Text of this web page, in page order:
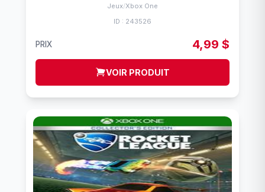
Jeux/Xbox One
ID : 243526
PRIX 4,99 $
VOIR PRODUIT